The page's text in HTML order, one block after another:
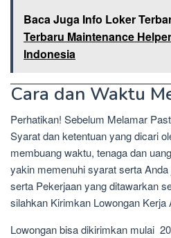
Baca Juga Info Loker
Terbaru Maintenance
Indonesia
Cara dan Waktu
Perhatikan! Sebelum Melamar
Syarat dan ketentuan yang dicari
membuang waktu, tenaga dan
yakin memenuhi syarat serta
serta Pekerjaan yang ditawarkan
silahkan Kirimkan Lowongan Kerja
Lowongan bisa dikirimkan mulai